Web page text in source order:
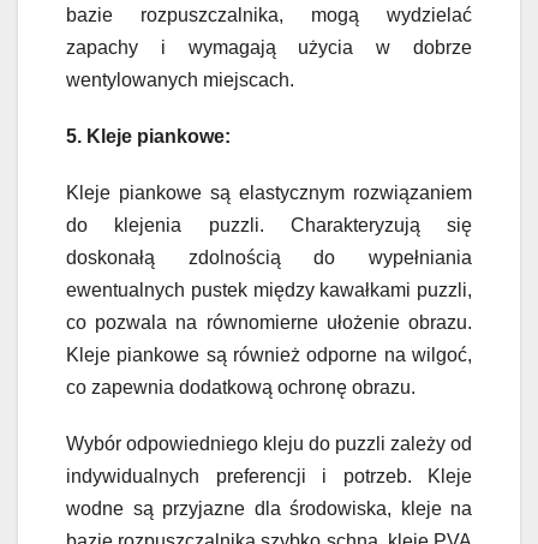
bazie rozpuszczalnika, mogą wydzielać
zapachy i wymagają użycia w dobrze
wentylowanych miejscach.
5. Kleje piankowe:
Kleje piankowe są elastycznym rozwiązaniem
do klejenia puzzli. Charakteryzują się
doskonałą zdolnością do wypełniania
ewentualnych pustek między kawałkami puzzli,
co pozwala na równomierne ułożenie obrazu.
Kleje piankowe są również odporne na wilgoć,
co zapewnia dodatkową ochronę obrazu.
Wybór odpowiedniego kleju do puzzli zależy od
indywidualnych preferencji i potrzeb. Kleje
wodne są przyjazne dla środowiska, kleje na